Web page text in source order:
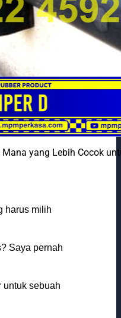
Mana yang Lebih Cocok
harus milih
Saya pernah
untuk sebuah